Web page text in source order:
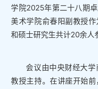
学院2025年第二十八期
美术学院俞春阳副教授
和硕士研究生共计20余人
会议由中央财经大
教授主持。在讲座开始